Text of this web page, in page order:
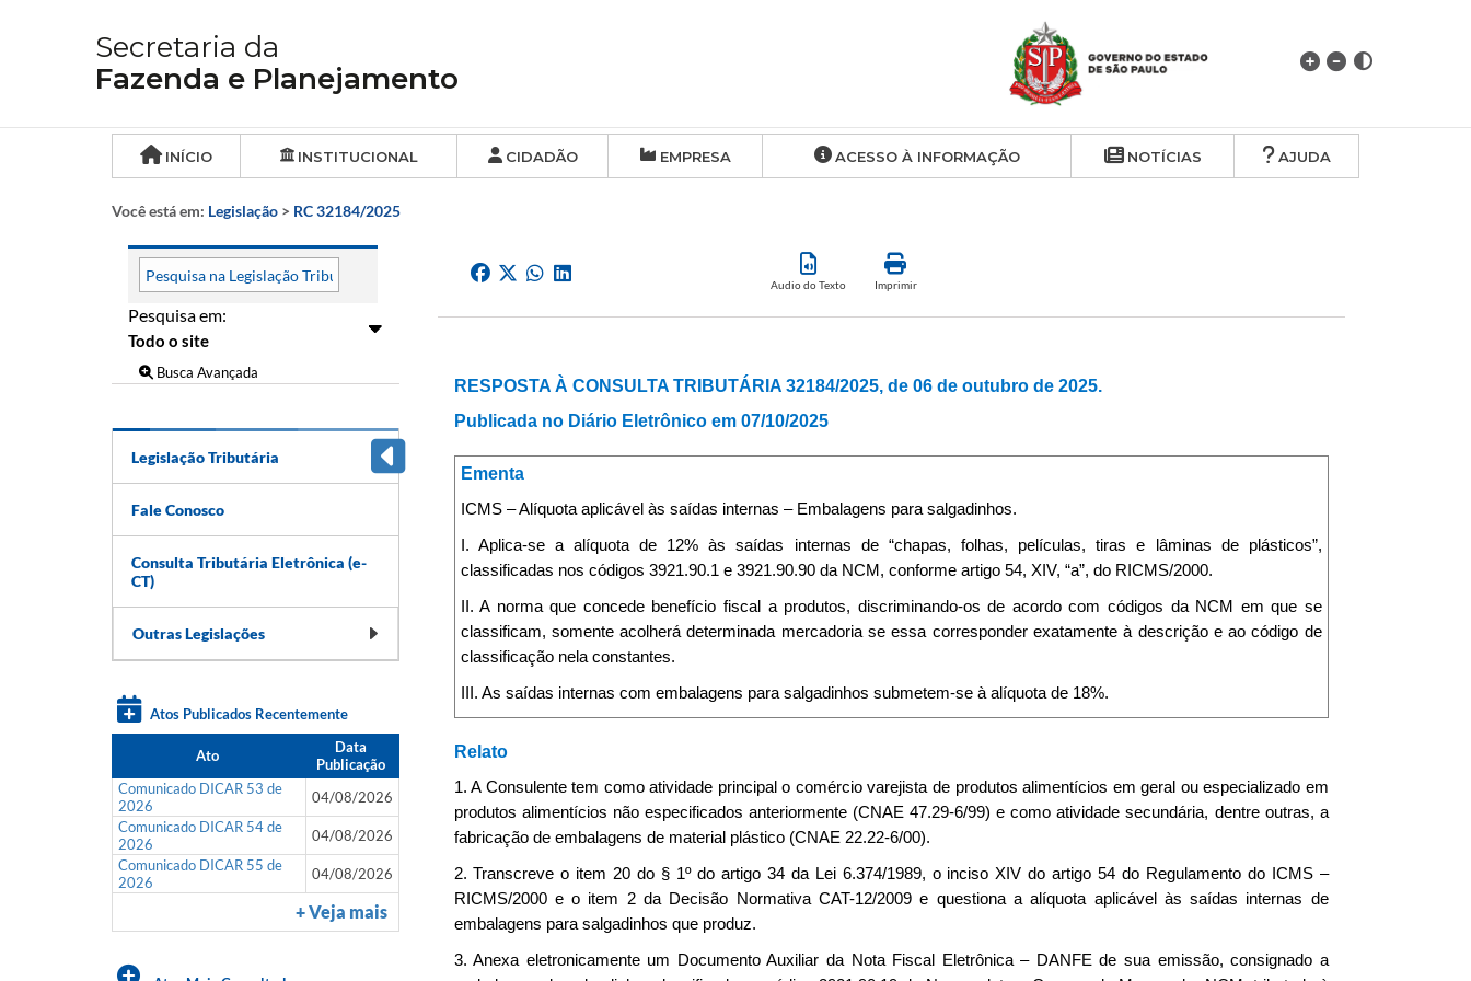
Secretaria da
Fazenda e Planejamento
INÍCIO INSTITUCIONAL CIDADÃO EMPRESA ACESSO À INFORMAÇÃO NOTÍCIAS AJUDA
Você está em: Legislação > RC 32184/2025
Pesquisa em:
Busca Avançada
Legislação Tributária
Fale Conosco
Consulta Tributária Eletrônica (e-
CT)
Outras Legislações
Atos Publicados Recentemente
Ato
Data
Publicação
Comunicado DICAR 53 de
2026
04/08/2026
Comunicado DICAR 54 de
2026
04/08/2026
Comunicado DICAR 55 de
2026
04/08/2026
+ Veja mais
Audio do Texto Imprimir
RESPOSTA À CONSULTA TRIBUTÁRIA 32184/2025, de 06 de outubro de 2025.
Publicada no Diário Eletrônico em 07/10/2025
Ementa
ICMS – Alíquota aplicável às saídas internas – Embalagens para salgadinhos.
I. Aplica-se a alíquota de 12% às saídas internas de “chapas, folhas, películas, tiras e lâminas de plásticos”,
classificadas nos códigos 3921.90.1 e 3921.90.90 da NCM, conforme artigo 54, XIV, “a”, do RICMS/2000.
II. A norma que concede benefício fiscal a produtos, discriminando-os de acordo com códigos da NCM em que se
classificam, somente acolherá determinada mercadoria se essa corresponder exatamente à descrição e ao código de
classificação nela constantes.
III. As saídas internas com embalagens para salgadinhos submetem-se à alíquota de 18%.
Relato
1. A Consulente tem como atividade principal o comércio varejista de produtos alimentícios em geral ou especializado em
produtos alimentícios não especificados anteriormente (CNAE 47.29-6/99) e como atividade secundária, dentre outras, a
fabricação de embalagens de material plástico (CNAE 22.22-6/00).
2. Transcreve o item 20 do § 1º do artigo 34 da Lei 6.374/1989, o inciso XIV do artigo 54 do Regulamento do ICMS –
RICMS/2000 e o item 2 da Decisão Normativa CAT-12/2009 e questiona a alíquota aplicável às saídas internas de
embalagens para salgadinhos que produz.
3. Anexa eletronicamente um Documento Auxiliar da Nota Fiscal Eletrônica – DANFE de sua emissão, consignado a